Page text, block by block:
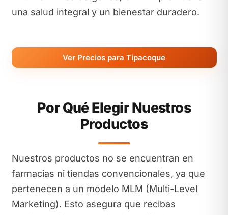
una salud integral y un bienestar duradero.
Ver Precios para Tipacoque
Por Qué Elegir Nuestros
Productos
Nuestros productos no se encuentran en
farmacias ni tiendas convencionales, ya que
pertenecen a un modelo MLM (Multi-Level
Marketing). Esto asegura que recibas